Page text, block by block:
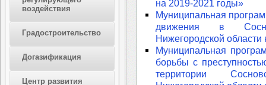
воздействия
Градостроительство
Догазификация
Центр развития
на 2019-2021 годы»
Муниципальная
движения в
Нижегородской
Муниципальная
борьбы с
территории